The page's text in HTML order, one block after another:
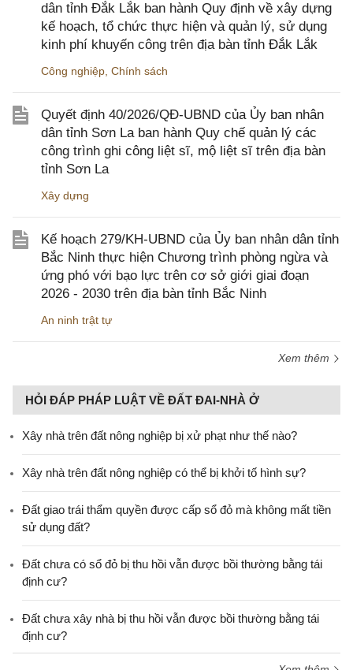
dân tỉnh Đắk Lắk ban hành Quy định về xây dựng
kế hoạch, tổ chức thực hiện và quản lý, sử dụng
kinh phí khuyến công trên địa bàn tỉnh Đắk Lắk
Công nghiệp Chính sách
Quyết định 40/2026/QĐ-UBND của Ủy ban nhân
dân tỉnh Sơn La ban hành Quy chế quản lý các
công trình ghi công liệt sĩ, mộ liệt sĩ trên địa bàn
tỉnh Sơn La
Xây dựng
Kế hoạch 279/KH-UBND của Ủy ban nhân dân tỉnh
Bắc Ninh thực hiện Chương trình phòng ngừa và
ứng phó với bạo lực trên cơ sở giới giai đoạn
2026 - 2030 trên địa bàn tỉnh Bắc Ninh
An ninh trật tự
Xem thêm
HỎI ĐÁP PHÁP LUẬT VỀ ĐẤT ĐAI-NHÀ Ở
Xây nhà trên đất nông nghiệp bị xử phạt như thế nào?
Xây nhà trên đất nông nghiệp có thể bị khởi tố hình sự?
Đất giao trái thẩm quyền được cấp sổ đỏ mà không mất tiền
sử dụng đất?
Đất chưa có sổ đỏ bị thu hồi vẫn được bồi thường bằng tái
định cư?
Đất chưa xây nhà bị thu hồi vẫn được bồi thường bằng tái
định cư?